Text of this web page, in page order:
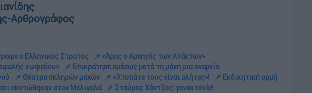
Αρθρογράφος
ο Ελληνικός Στρατός
📌 «Άρης ο Αρχηγός των Ατάκτων»
κωφεύουν
📌 Επικράτησε αμέσως μετά τη μάχη μια αναρχία
📌 Θέατρα σκληρών μαχών 📌 «Χτυπάτε τους είναι αλήτες»!
📌 Εκδικητική ορμή
σκοτώθηκαν στον Μελιγαλά
📌 Σταύρος Χάντζος: γενοκτονία!